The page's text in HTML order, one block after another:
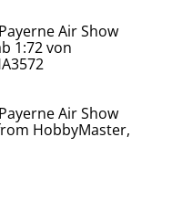
Air Show
1:72 von
Air Show
HobbyMaster,